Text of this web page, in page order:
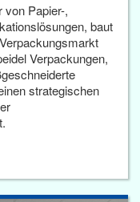
von Papier-,
baut
Verpackungen,
strategischen